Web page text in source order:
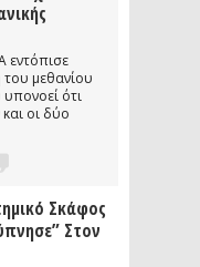
εντόπισε
του μεθανίου
ότι
οι δύο
Σκάφος
Στον